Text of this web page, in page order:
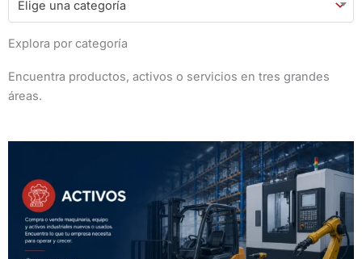
Elige una categoría
Explora por categoría
Encuentra productos, activos o servicios en tres grandes
áreas.